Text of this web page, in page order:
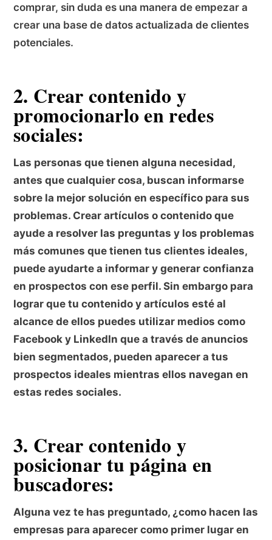
comprar, sin duda es una manera de empezar a
crear una base de datos actualizada de clientes
potenciales.
2. Crear contenido y
promocionarlo en redes
sociales:
Las personas que tienen alguna necesidad,
antes que cualquier cosa, buscan informarse
sobre la mejor solución en específico para sus
problemas. Crear artículos o contenido que
ayude a resolver las preguntas y los problemas
más comunes que tienen tus clientes ideales,
puede ayudarte a informar y generar confianza
en prospectos con ese perfil. Sin embargo para
lograr que tu contenido y artículos esté al
alcance de ellos puedes utilizar medios como
Facebook y LinkedIn que a través de anuncios
bien segmentados, pueden aparecer a tus
prospectos ideales mientras ellos navegan en
estas redes sociales.
3. Crear contenido y
posicionar tu página en
buscadores:
Alguna vez te has preguntado, ¿como hacen las
empresas para aparecer como primer lugar en